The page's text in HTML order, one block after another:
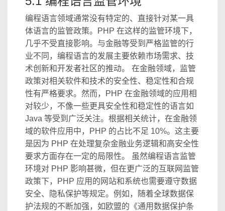
编程语言领域通常没有特定的、直接针对某一具
体语言的监管政策。PHP 在这样的监管环境下，
几乎不受直接影响。与金融等受到严格监管的行
业不同，编程语言的发展主要依赖市场需求、技
术创新和开发者社区的推动。 在金融领域，监管
政策对相关软件和技术的安全性、稳定性和合规
性有严格要求。然而，PHP 在金融领域的应用相
对较少，不像一些更具安全性和稳定性的语言如
Java 等受到广泛关注。根据相关统计，在金融领
域的软件应用中，PHP 的占比不足 10%。这主要
是因为 PHP 在处理复杂金融业务逻辑和高安全性
要求方面存在一定的局限性。 虽然编程语言监管
环境对 PHP 影响甚微，但在更广泛的互联网监管
政策下，PHP 应用的网站和系统也需要遵守数据
安全、隐私保护等规定。例如，随着全球数据保
护法规的不断加强，如欧盟的《通用数据保护条